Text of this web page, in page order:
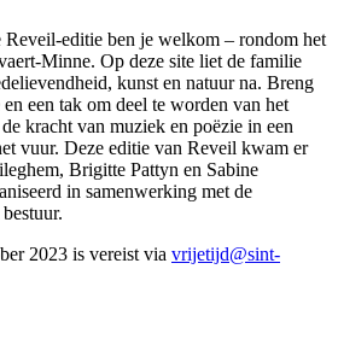
Reveil-editie ben je welkom – rondom het
Minne. Op deze site liet de familie
kunst en natuur na. Breng
een tak om deel te worden van het
kracht van muziek en poëzie in een
vuur. Deze editie van Reveil kwam er
Brigitte Pattyn en Sabine
in samenwerking met de
2023 is vereist via vrijetijd@sint-